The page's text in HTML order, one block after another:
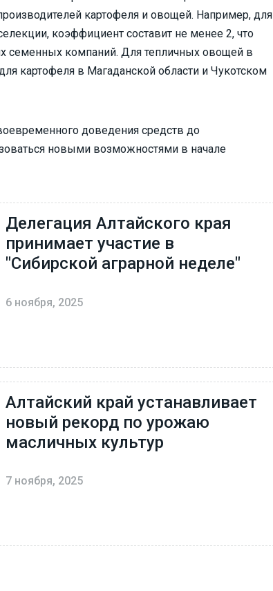
картофеля и овощей. Например, для
коэффициент составит не менее 2, что
семенных компаний. Для тепличных овощей в
картофеля в Магаданской области и Чукотском
доведения средств до
новыми возможностями в начале
Делегация Алтайского края
принимает участие в
"Сибирской аграрной неделе"
6 ноября, 2025
Алтайский край устанавливает
новый рекорд по урожаю
масличных культур
7 ноября, 2025